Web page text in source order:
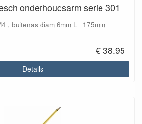
onderhoudsarm serie 301
, buitenas diam 6mm L= 175mm
€ 38.95
Details